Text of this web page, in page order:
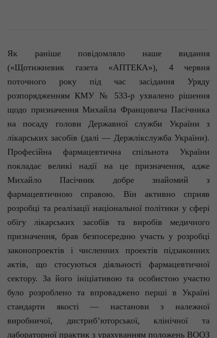
Як раніше повідомляло наше видання
(«Щотижневик газета «АПТЕКА»), 4 червня
поточного року під час засідання Уряду
розпорядженням КМУ № 533-р ухвалено рішення
щодо призначення Михайла Францовича Пасічника
на посаду голови Державної служби України з
лікарських засобів (далі — Держлікслужба України).
Професійна фармацевтична спільнота України
покладає великі надії на це призначення, адже
Михайло Пасічник добре знайомий з
фармацевтичною справою. Він активно сприяв
розробці та реалізації національної політики у сфері
обігу лікарських засобів та виробів медичного
призначення, брав безпосередню участь у розробці
законопроектів і численних проектів підзаконних
актів, що стосуються діяльності фармацевтичної
сектору. За його ініціативою та особистою участю
було розроблено та впроваджено перші в Україні
стандарти якості — настанови з належної
виробничої, дистриб’юторської, клінічної та
лабораторної практик з урахуванням положень ВООЗ